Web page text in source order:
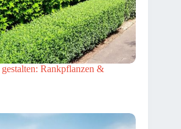
Rankpflanzen &